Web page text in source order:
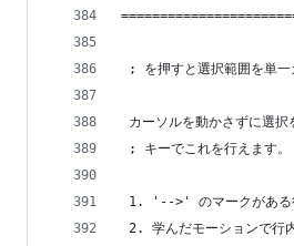
; を押すと選択範囲を単一
カーソルを動かさずに選択
; キーでこれを行えます。
1. '-->' のマークがある行
2. 学んだモーションで行